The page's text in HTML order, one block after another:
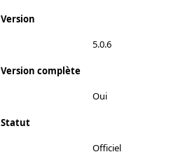
Version
5.0.6
Version complète
Oui
Statut
Officiel